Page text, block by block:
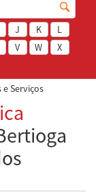
J K
L
V W
X
Serviços